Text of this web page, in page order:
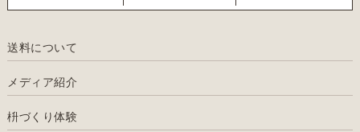
送料について
メディア紹介
枡づくり体験